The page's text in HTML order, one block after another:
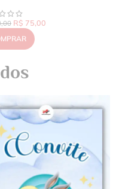
R$ 75,00